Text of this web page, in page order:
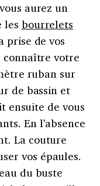
aurez un
les bourrelets
prise de vos
connaître votre
ruban sur
de bassin et
ensuite de vous
En l’absence
La couture
vos épaules.
du buste